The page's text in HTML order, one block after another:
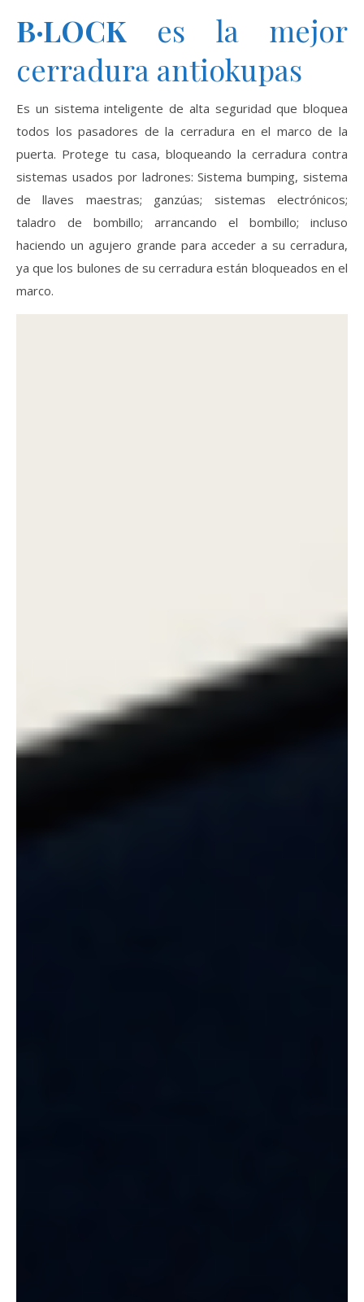
B·LOCK es la mejor
cerradura antiokupas
Es un sistema inteligente de alta seguridad que bloquea
todos los pasadores de la cerradura en el marco de la
puerta. Protege tu casa, bloqueando la cerradura contra
sistemas usados por ladrones: Sistema bumping, sistema
de llaves maestras; ganzúas; sistemas electrónicos;
taladro de bombillo; arrancando el bombillo; incluso
haciendo un agujero grande para acceder a su cerradura,
ya que los bulones de su cerradura están bloqueados en el
marco.